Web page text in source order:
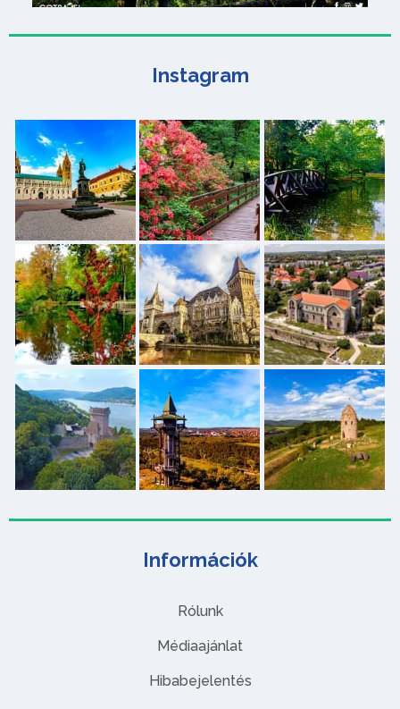
Információk
Rólunk
Médiaajánlat
Hibabejelentés
Instagram